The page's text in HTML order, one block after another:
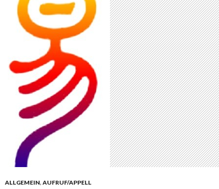
ALLGEMEIN, AUFRUF/APPELL